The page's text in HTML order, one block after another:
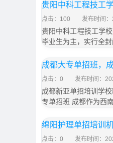
贵阳中科工程技工
点击：100 发布时间
贵阳中科工程技工学
毕业生为主，实行全
成都大专单招班，
点击：0 发布时间：
成都新亚单招培训学
专单招班 成都作为西
绵阳护理单招培训
点击：0 发布时间：